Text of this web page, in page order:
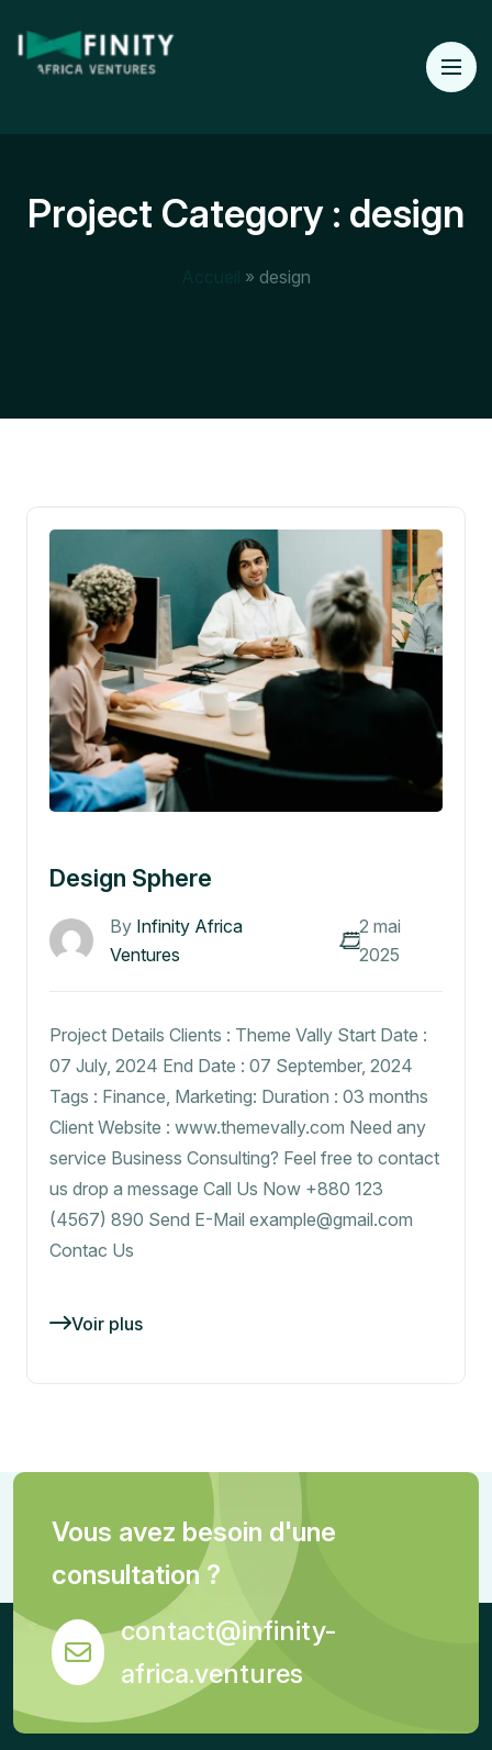
Project Category : design
» design
Design Sphere
By Infinity Africa
Ventures
2 mai
2025
Project Details Clients : Theme Vally Start Date :
07 July, 2024 End Date : 07 September, 2024
Tags : Finance, Marketing: Duration : 03 months
Client Website : www.themevally.com Need any
service Business Consulting? Feel free to contact
us drop a message Call Us Now +880 123
(4567) 890 Send E-Mail example@gmail.com
Contac Us
Voir plus
Vous avez besoin d'une
consultation ?
contact@infinity-
africa.ventures